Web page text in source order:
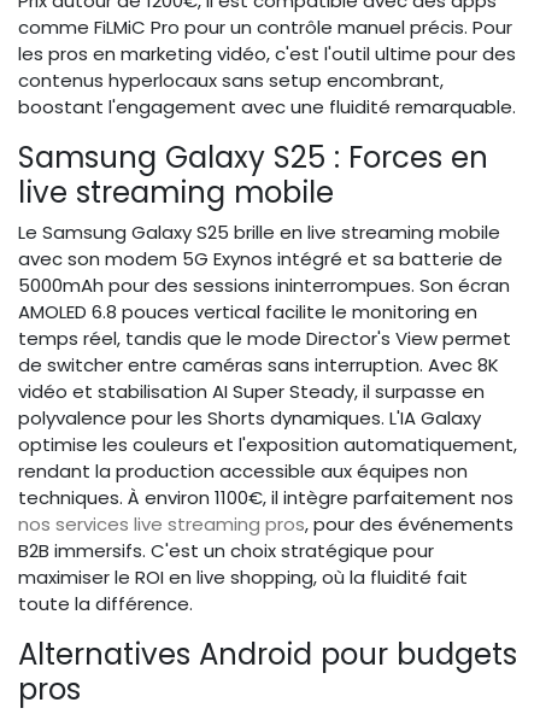
comme FiLMiC Pro pour un contrôle manuel précis. Pour
les pros en marketing vidéo, c'est l'outil ultime pour des
contenus hyperlocaux sans setup encombrant,
boostant l'engagement avec une fluidité remarquable.
Samsung Galaxy S25 : Forces en
live streaming mobile
Le Samsung Galaxy S25 brille en live streaming mobile
avec son modem 5G Exynos intégré et sa batterie de
5000mAh pour des sessions ininterrompues. Son écran
AMOLED 6.8 pouces vertical facilite le monitoring en
temps réel, tandis que le mode Director's View permet
de switcher entre caméras sans interruption. Avec 8K
vidéo et stabilisation AI Super Steady, il surpasse en
polyvalence pour les Shorts dynamiques. L'IA Galaxy
optimise les couleurs et l'exposition automatiquement,
rendant la production accessible aux équipes non
techniques. À environ 1100€, il intègre parfaitement nos
nos services live streaming pros, pour des événements
B2B immersifs. C'est un choix stratégique pour
maximiser le ROI en live shopping, où la fluidité fait
toute la différence.
Alternatives Android pour budgets
pros